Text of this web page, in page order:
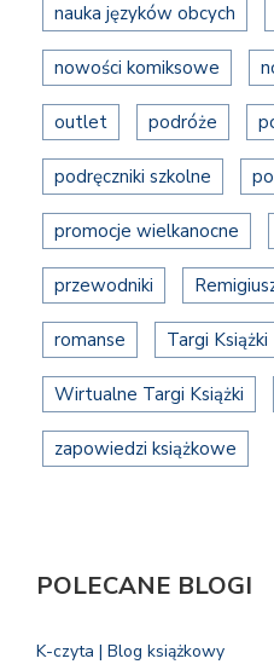
nauka języków obcych
nowości komiksowe
outlet podróże
podręczniki szkolne
promocje wielkanocne
przewodniki
romanse Targi Książki
Wirtualne Targi Książki
zapowiedzi książkowe
POLECANE BLOGI
K-czyta | Blog książkowy